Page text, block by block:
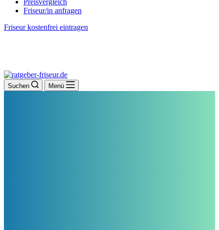
Preisvergleich
Friseur/in anfragen
Friseur kostenfrei eintragen
Suchen Menü